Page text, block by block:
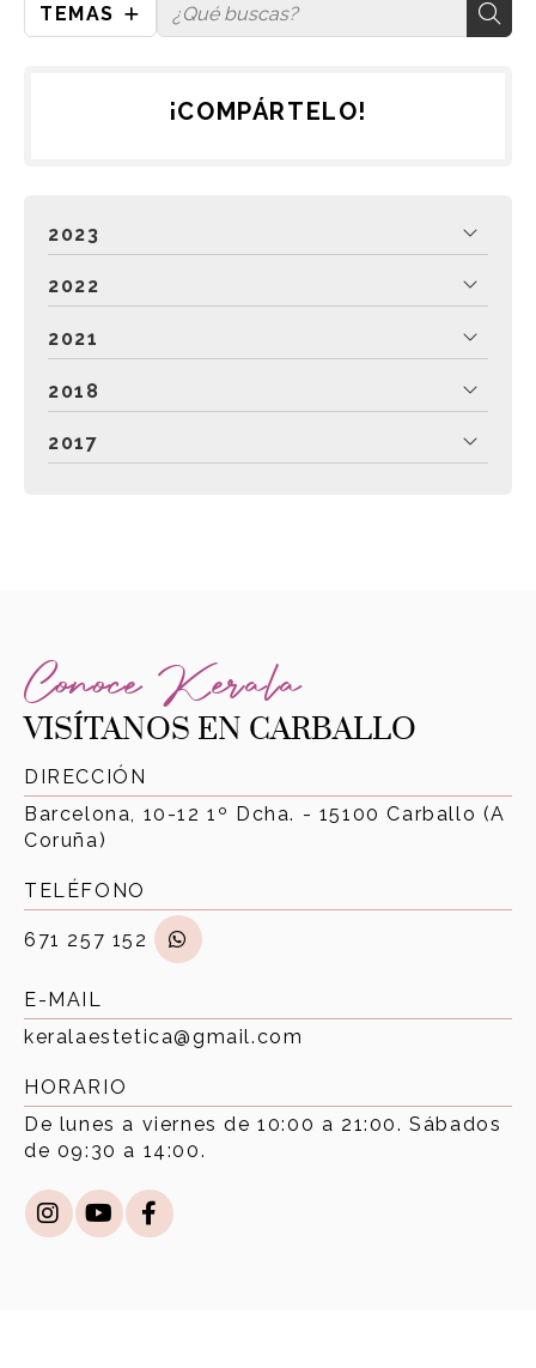
TEMAS
¡COMPÁRTELO!
2023
2022
2021
2018
2017
Conoce Kerala
VISÍTANOS EN CARBALLO
DIRECCIÓN
Barcelona, 10-12 1º Dcha. - 15100 Carballo (A
Coruña)
TELÉFONO
671 257 152
E-MAIL
keralaestetica@gmail.com
HORARIO
De lunes a viernes de 10:00 a 21:00. Sábados
de 09:30 a 14:00.